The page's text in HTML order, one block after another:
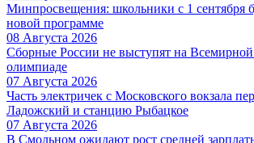
Минпросвещения: школьники с 1 сентября
новой программе
08 Августа 2026
Сборные России не выступят на
олимпиаде
07 Августа 2026
Часть электричек с Московского вокзала
Ладожский и станцию Рыбацкое
07 Августа 2026
В Смольном ожидают рост средней